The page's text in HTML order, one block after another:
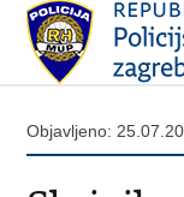
Objavljeno: